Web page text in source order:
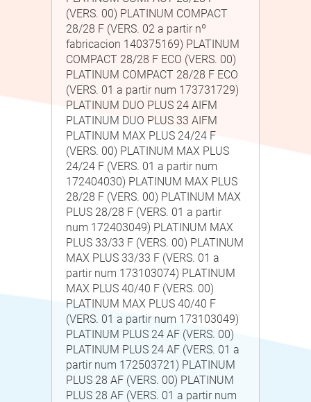
(VERS. 00) PLATINUM COMPACT
28/28 F (VERS. 02 a partir nº
fabricacion 140375169) PLATINUM
COMPACT 28/28 F ECO (VERS. 00)
PLATINUM COMPACT 28/28 F ECO
(VERS. 01 a partir num 173731729)
PLATINUM DUO PLUS 24 AIFM
PLATINUM DUO PLUS 33 AIFM
PLATINUM MAX PLUS 24/24 F
(VERS. 00) PLATINUM MAX PLUS
24/24 F (VERS. 01 a partir num
172404030) PLATINUM MAX PLUS
28/28 F (VERS. 00) PLATINUM MAX
PLUS 28/28 F (VERS. 01 a partir
num 172403049) PLATINUM MAX
PLUS 33/33 F (VERS. 00) PLATINUM
MAX PLUS 33/33 F (VERS. 01 a
partir num 173103074) PLATINUM
MAX PLUS 40/40 F (VERS. 00)
PLATINUM MAX PLUS 40/40 F
(VERS. 01 a partir num 173103049)
PLATINUM PLUS 24 AF (VERS. 00)
PLATINUM PLUS 24 AF (VERS. 01 a
partir num 172503721) PLATINUM
PLUS 28 AF (VERS. 00) PLATINUM
PLUS 28 AF (VERS. 01 a partir num